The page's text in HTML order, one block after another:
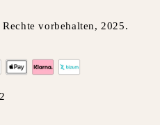
vorbehalten, 2025.